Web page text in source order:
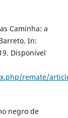
Caminha: a
In:
Disponível
remate/
negro de